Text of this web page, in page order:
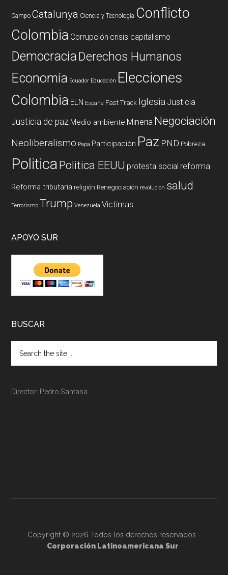
Campo Catalunya Ciencia y Tecnología Conflicto
Colombia Corrupción crisis capitalismo
DemocraciaDerechos Humanos
Economía Ecuador Educación Elecciones
Colombia ELN España Fast Track Iglesia Justicia
Justicia de paz Medio ambiente Mineria Negociación
Neoliberalismo Papa Participación Paz PND Pobreza
PoliticaPolitica EEUU protesta social reforma
Reforma tributaria religión Renegociación revolucion salud
Terrorismo Trump Venezuela Victimas
APOYO SUR
BUSCAR
Director: Pedro Santana
Copyright © 2026 Todos los derechos reservados -
Corporación Latinoamericana Sur ·